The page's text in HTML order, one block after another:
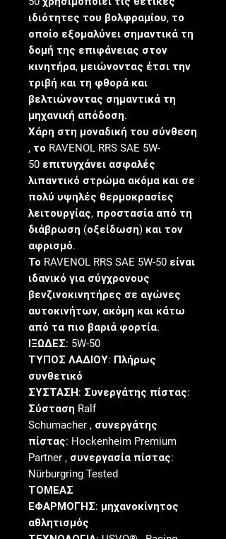
ιδιότητες του βολφραμίου, το
οποίο εξομαλύνει σημαντικά τη
δομή της επιφάνειας στον
κινητήρα, μειώνοντας έτσι την
τριβή και τη φθορά και
βελτιώνοντας σημαντικά τη
μηχανική απόδοση.
Χάρη στη μοναδική του σύνθεση
, το RAVENOL RRS SAE 5W-
50 επιτυγχάνει ασφαλές
λιπαντικό στρώμα ακόμα και σε
πολύ υψηλές θερμοκρασίες
λειτουργίας, προστασία από τη
διάβρωση (οξείδωση) και τον
αφρισμό.
Το RAVENOL RRS SAE 5W-50 είναι
ιδανικό για σύγχρονους
βενζινοκινητήρες σε αγώνες
αυτοκινήτων, ακόμη και κάτω
από τα πιο βαριά φορτία.
ΙΞΩΔΕΣ: 5W-50
ΤΥΠΟΣ ΛΑΔΙΟΥ: Πλήρως
συνθετικό
ΣΥΣΤΑΣΗ: Συνεργάτης πίστας:
Σύσταση Ralf
Schumacher , συνεργάτης
πίστας: Hockenheim Premium
Partner , συνεργασία πίστας:
Nürburgring Tested
ΤΟΜΕΑΣ
ΕΦΑΡΜΟΓΗΣ: μηχανοκίνητος
αθλητισμός